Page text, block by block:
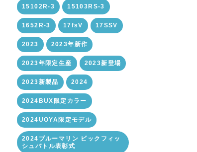
15102R-3 15103RS-3
1652R-3 17fsV 17SSV
2023 2023年新作
2023年限定生産 2023新登場
2023新製品 2024
2024BUX限定カラー
2024UOYA限定モデル
2024ブルーマリン ビックフィッ
シュバトル表彰式